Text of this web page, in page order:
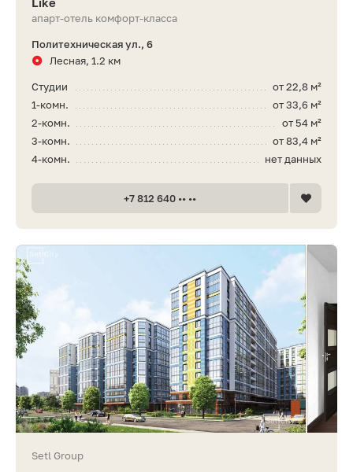
апарт-отель комфорт-класса
Политехническая ул., 6
Лесная, 1.2 км
от 22,8 м²
Студии
от 33,6 м²
1-комн.
от 54 м²
2-комн.
от 83,4 м²
3-комн.
нет данных
4-комн.
+7 812 640 •• ••
Setl Group